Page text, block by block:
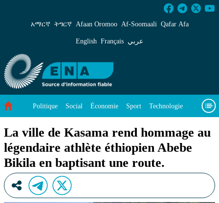
La ville de Kasama rend hommage au
አማርኛ ትግርኛ Afaan Oromoo Af‑Soomaali Qafar Afa
English Français عربي
Politique Social Économie Sport Technologie
La ville de Kasama rend hommage au
légendaire athlète éthiopien Abebe
Bikila en baptisant une route.